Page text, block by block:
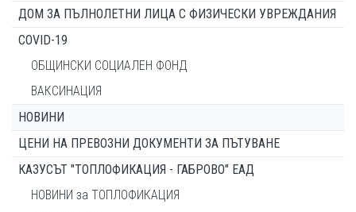
ДОМ ЗА ПЪЛНОЛЕТНИ ЛИЦА С ФИЗИЧЕСКИ УВРЕЖДАНИЯ
COVID-19
ОБЩИНСКИ СОЦИАЛЕН ФОНД
ВАКСИНАЦИЯ
НОВИНИ
ЦЕНИ НА ПРЕВОЗНИ ДОКУМЕНТИ ЗА ПЪТУВАНЕ
КАЗУСЪТ "ТОПЛОФИКАЦИЯ - ГАБРОВО" ЕАД
НОВИНИ за ТОПЛОФИКАЦИЯ